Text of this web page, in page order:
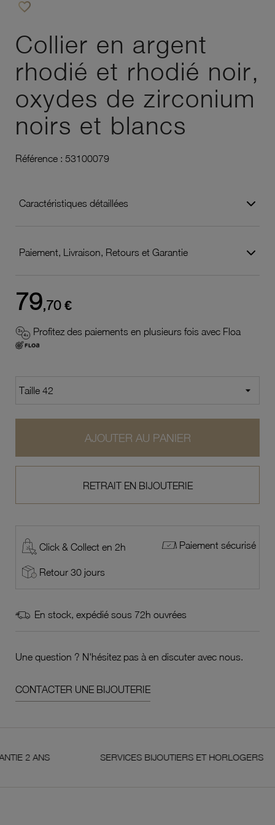
favorite_border
Collier en argent
rhodié et rhodié noir,
oxydes de zirconium
noirs et blancs
Référence : 53100079
Caractéristiques détaillées
Paiement, Livraison, Retours et Garantie
79,70 €
Profitez des paiements en plusieurs fois avec Floa
AJOUTER AU PANIER
RETRAIT EN BIJOUTERIE
Click & Collect en 2h Paiement sécurisé
Retour 30 jours
En stock, expédié sous 72h ouvrées
Une question ? N'hésitez pas à en discuter avec nous.
CONTACTER UNE BIJOUTERIE
ANS SERVICES BIJOUTIERS ET HORLOGERS